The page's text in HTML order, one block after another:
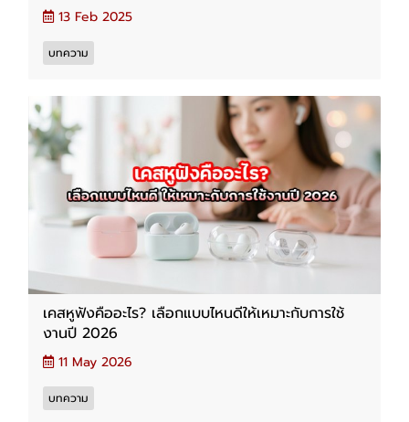
13 Feb 2025
บทความ
เคสหูฟังคืออะไร? เลือกแบบไหนดีให้เหมาะกับการใช้
งานปี 2026
11 May 2026
บทความ